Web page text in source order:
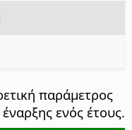
παράμετρος
ενός έτους.